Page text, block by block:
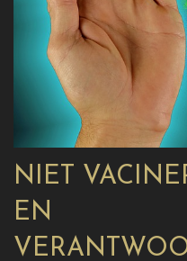
NIET
EN